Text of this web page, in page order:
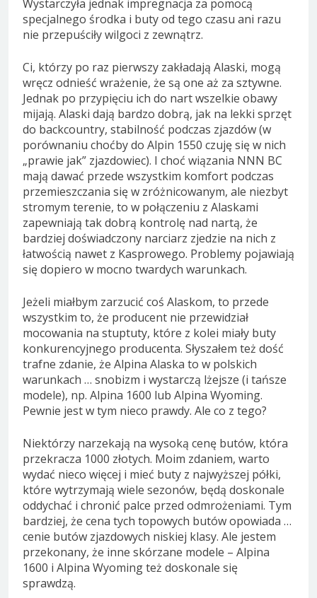
Wystarczyła jednak impregnacja za pomocą
specjalnego środka i buty od tego czasu ani razu
nie przepuściły wilgoci z zewnątrz.
Ci, którzy po raz pierwszy zakładają Alaski, mogą
wręcz odnieść wrażenie, że są one aż za sztywne.
Jednak po przypięciu ich do nart wszelkie obawy
mijają. Alaski dają bardzo dobrą, jak na lekki sprzęt
do backcountry, stabilność podczas zjazdów (w
porównaniu choćby do Alpin 1550 czuję się w nich
„prawie jak” zjazdowiec). I choć wiązania NNN BC
mają dawać przede wszystkim komfort podczas
przemieszczania się w zróżnicowanym, ale niezbyt
stromym terenie, to w połączeniu z Alaskami
zapewniają tak dobrą kontrolę nad nartą, że
bardziej doświadczony narciarz zjedzie na nich z
łatwością nawet z Kasprowego. Problemy pojawiają
się dopiero w mocno twardych warunkach.
Jeżeli miałbym zarzucić coś Alaskom, to przede
wszystkim to, że producent nie przewidział
mocowania na stuptuty, które z kolei miały buty
konkurencyjnego producenta. Słyszałem też dość
trafne zdanie, że Alpina Alaska to w polskich
warunkach … snobizm i wystarczą lżejsze (i tańsze
modele), np. Alpina 1600 lub Alpina Wyoming.
Pewnie jest w tym nieco prawdy. Ale co z tego?
Niektórzy narzekają na wysoką cenę butów, która
przekracza 1000 złotych. Moim zdaniem, warto
wydać nieco więcej i mieć buty z najwyższej półki,
które wytrzymają wiele sezonów, będą doskonale
oddychać i chronić palce przed odmrożeniami. Tym
bardziej, że cena tych topowych butów opowiada …
cenie butów zjazdowych niskiej klasy. Ale jestem
przekonany, że inne skórzane modele – Alpina
1600 i Alpina Wyoming też doskonale się
sprawdzą.